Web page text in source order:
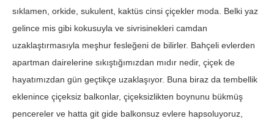
sıklamen, orkide, sukulent, kaktüs cinsi çiçekler moda. Belki yaz
gelince mis gibi kokusuyla ve sivrisinekleri camdan
uzaklaştırmasıyla meşhur fesleğeni de bilirler. Bahçeli evlerden
apartman dairelerine sıkıştığımızdan mıdır nedir, çiçek de
hayatımızdan gün geçtikçe uzaklaşıyor. Buna biraz da tembellik
eklenince çiçeksiz balkonlar, çiçeksizlikten boynunu bükmüş
pencereler ve hatta git gide balkonsuz evlere hapsoluyoruz,